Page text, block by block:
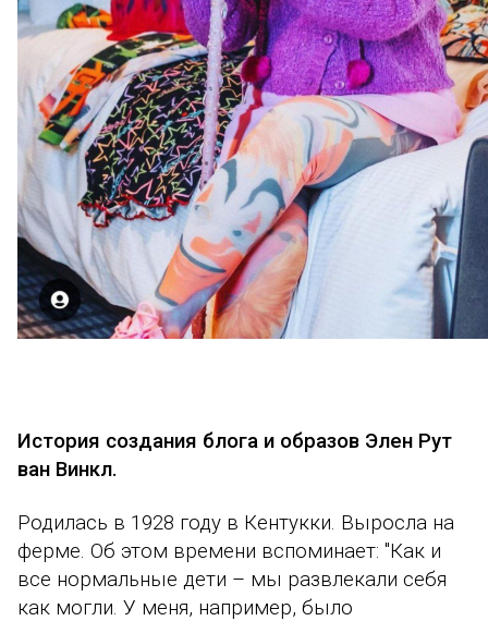
История создания блога и образов Элен Рут
ван Винкл.
Родилась в 1928 году в Кентукки. Выросла на
ферме. Об этом времени вспоминает: "Как и
все нормальные дети – мы развлекали себя
как могли. У меня, например, было